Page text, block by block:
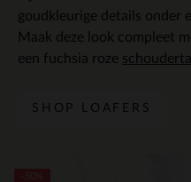
goudkleurige details onder
Maak deze look compleet
een fuchsia roze
SHOP LOAFERS